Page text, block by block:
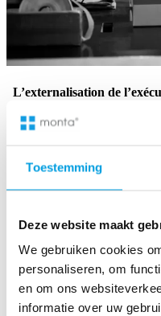
Toestemming
Deze website maakt
We gebruiken cookies
personaliseren, om
en om ons
informatie over uw
L’externalisation de
Simplifier l’exécution des
L’externalisation de
auprès de Monta est une
simplifier les opérations et
concentrer sur ce que tu
entreprise.
La gestion sans stress
l’exécution des
Des solutions
nos services